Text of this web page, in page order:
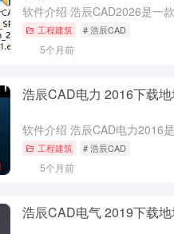
工程建筑 # 浩辰CAD
5个月前
浩辰CAD电力 2016下载
工程建筑 # 浩辰CAD
5个月前
浩辰CAD电气 2019下载